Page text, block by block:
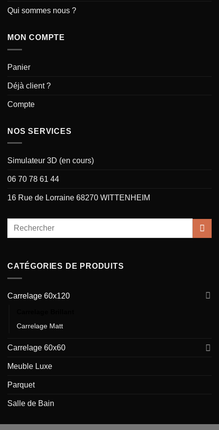
Qui sommes nous ?
MON COMPTE
Panier
Déjà client ?
Compte
NOS SERVICES
Simulateur 3D (en cours)
06 70 78 61 44
16 Rue de Lorraine 68270 WITTENHEIM
CATÉGORIES DE PRODUITS
Carrelage 60x120
Carrelage Matt
Carrelage 60x60
Meuble Luxe
Parquet
Salle de Bain